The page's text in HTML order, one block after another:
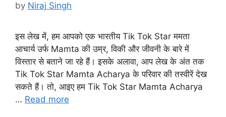
by Niraj Singh
इस लेख में, हम आपको एक भारतीय Tik Tok Star ममता
आचार्य उर्फ Mamta की उम्र, विकी और जीवनी के बारे में
विस्तार से बताने जा रहे हैं। इसके अलावा, आप लेख के अंत तक
Tik Tok Star Mamta Acharya के परिवार की तस्वीरें देख
सकते हैं। तो, आइए हम Tik Tok Star Mamta Acharya
… Read more